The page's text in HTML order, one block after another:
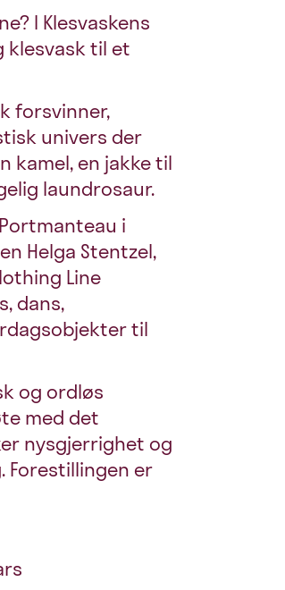
I Klesvaskens
klesvask til et
forsvinner,
univers der
kamel, en jakke til
laundrosaur.
i
Helga Stentzel,
Line
dans,
til
og ordløs
med det
nysgjerrighet og
Forestillingen er